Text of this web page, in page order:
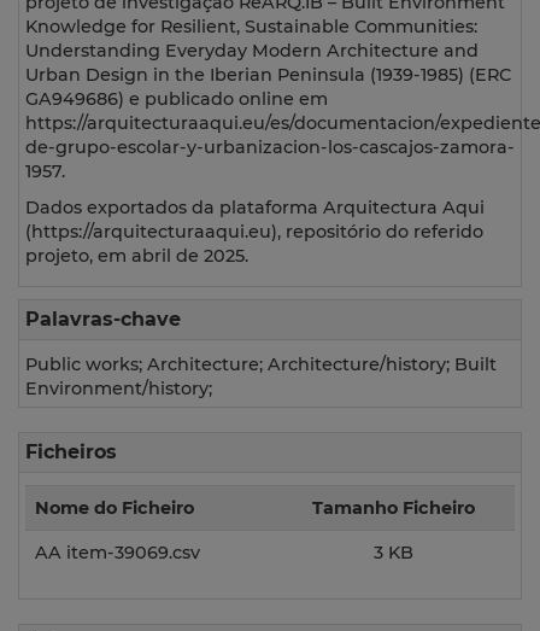
Knowledge for Resilient, Sustainable Communities:
Understanding Everyday Modern Architecture and
Urban Design in the Iberian Peninsula (1939-1985) (ERC
GA949686) e publicado online em
https://arquitecturaaqui.eu/es/documentacion/
de-grupo-escolar-y-urbanizacion-los-cascajos-zamora-
1957.
Dados exportados da plataforma Arquitectura Aqui
(https://arquitecturaaqui.eu), repositório do referido
projeto, em abril de 2025.
Palavras-chave
Public works; Architecture; Architecture/history; Built
Environment/history;
Ficheiros
Nome do Ficheiro Tamanho Ficheiro
AA item-39069.csv 3 KB